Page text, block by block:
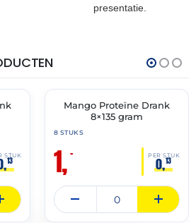
presentatie.
STUK
13
🔥 OP=OP
Mango Proteïne Drank
8×135 gram
8 STUKS
1,– PER STUK
0,13